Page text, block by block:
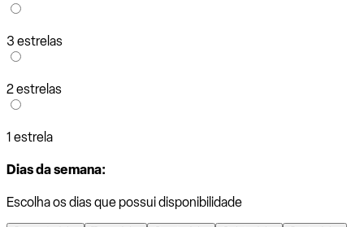
3 estrelas
2 estrelas
1 estrela
Dias da semana:
Escolha os dias que possui disponibilidade